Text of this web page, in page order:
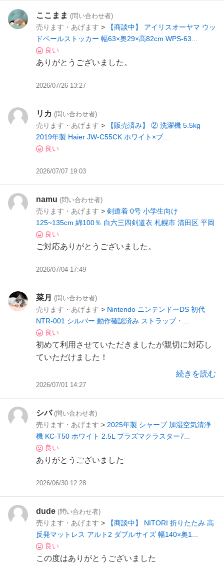
ここまま (問い合わせ者)
売ります・あげます >
【商談中】 アイリスオーヤマ ウッ
ドベールストッカー 幅63×奥29×高82cm WPS-63...
良い
ありがとうございました。
2026/07/26 13:27
リカ (問い合わせ者)
売ります・あげます >
【販売済み】 ② 洗濯機 5.5kg
2019年製 Haier JW-C55CK ホワイト×ブ...
良い
2026/07/07 19:03
namu (問い合わせ者)
売ります・あげます > 剣道着 0号 小学生向け
125~135cm 綿100％ 白六三四剣道衣 札幌市 清田区 平岡
良い
ご対応ありがとうございました。
2026/07/04 17:49
菜月 (問い合わせ者)
売ります・あげます > Nintendo ニンテンドーDS 初代
NTR-001 シルバー 動作確認済み ストラップ・...
良い
初めて利用させていただきましたが親切に対応し
ていただけました！
続きを読む
2026/07/01 14:27
シバ (問い合わせ者)
売ります・あげます > 2025年製 シャープ 加湿空気清浄
機 KC-T50 ホワイト 2.5L プラズマクラスター7...
良い
ありがとうございました
2026/06/30 12:28
dude (問い合わせ者)
売ります・あげます >
【商談中】 NITORI 折りたたみ 高
反発マットレス アルト2 ダブルサイズ 幅140×奥1...
良い
この度はありがとうございました